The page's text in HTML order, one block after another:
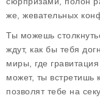
же, жевательных
Ты можешь
ждут, как бы тебя
миры, где
может, ты встретишь
позволят тебе на